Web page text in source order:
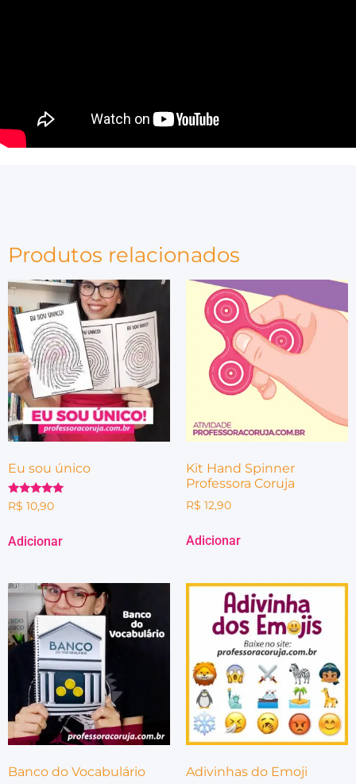
Produtos relacionados
Eu sou único
Avaliação
5.00
R$ 10,90
Adicionar
Kit Hand Spinner
Professora Coruja
R$ 12,90
Adicionar
Banco do Vocabulário Adivinhas do Emoji